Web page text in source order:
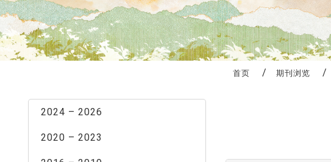
2024 – 2026
2020 – 2023
首页 期刊浏览